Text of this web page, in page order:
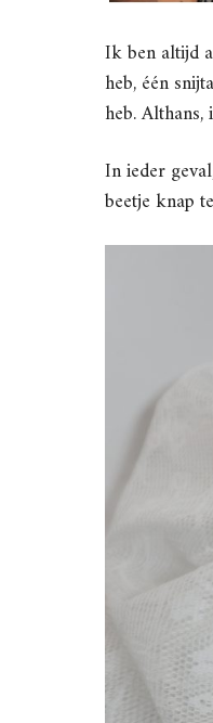
Ik ben altijd
heb, één
heb.
In ieder
beetje knap